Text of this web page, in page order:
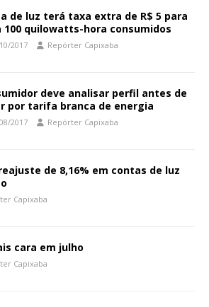
de luz terá taxa extra de R$ 5 para
100 quilowatts-hora consumidos
2017 Repórter Capixaba
deve analisar perfil antes de
por tarifa branca de energia
2017 Repórter Capixaba
de 8,16% em contas de luz
Capixaba
cara em julho
Capixaba